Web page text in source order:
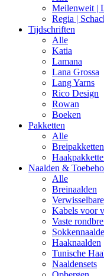
Meilenweit |
Regia |
Tijdschriften
Alle
Katia
Lamana
Lana Grossa
Lang Yarns
Rico Design
Rowan
Boeken
Pakketten
Alle
Breipakketten
Naalden &
Alle
Breinaalden
Kabels voor
Vaste
Haaknaalden
Tunische
Naaldensets